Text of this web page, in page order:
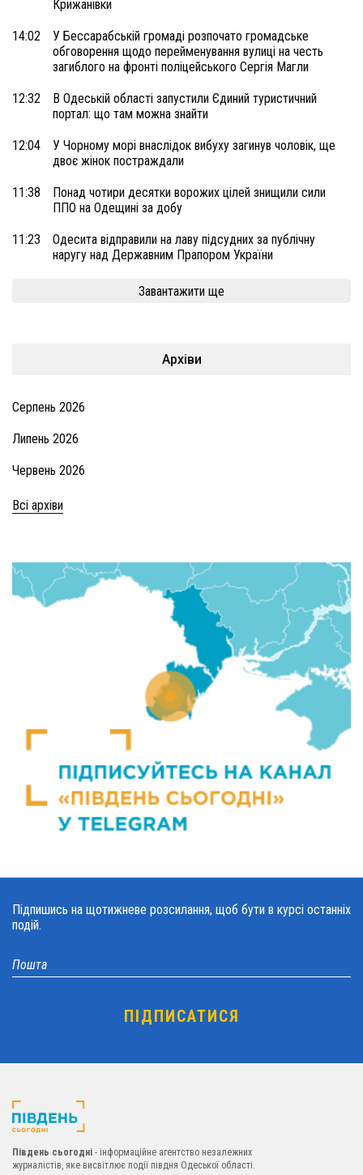
Крижанівки
14:02
У Бессарабській громаді розпочато громадське
обговорення щодо перейменування вулиці на честь
загиблого на фронті поліцейського Сергія Магли
12:32
В Одеській області запустили Єдиний туристичний
портал: що там можна знайти
12:04
У Чорному морі внаслідок вибуху загинув чоловік, ще
двоє жінок постраждали
11:38
Понад чотири десятки ворожих цілей знищили сили
ППО на Одещині за добу
11:23
Одесита відправили на лаву підсудних за публічну
наругу над Державним Прапором України
Завантажити ще
Архіви
Серпень 2026
Липень 2026
Червень 2026
Всі архіви
Підпишись на щотижневе розсилання, щоб бути в курсі останніх
подій.
Південь сьогодні - інформаційне агентство незалежних
журналістів, яке висвітлює події півдня Одеської області.